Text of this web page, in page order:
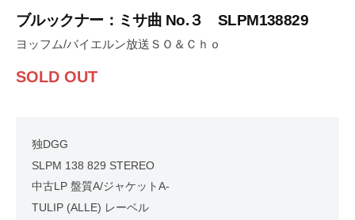
ブルックナー：ミサ曲 No.３ SLPM138829
ヨッフム/バイエルン放送ＳＯ＆Ｃｈｏ
SOLD OUT
独DGG
SLPM 138 829 STEREO
中古LP 盤質A/ジャケットA-
TULIP (ALLE) レーベル